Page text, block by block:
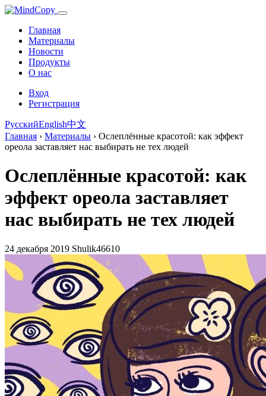
Главная
Материалы
Новости
Продукты
О нас
Вход
Регистрация
РусскийEnglish中文
Главная › Материалы › Ослеплённые красотой: как эффект
ореола заставляет нас выбирать не тех людей
Ослеплённые красотой: как
эффект ореола заставляет
нас выбирать не тех людей
24 декабря 2019 Shulik46610